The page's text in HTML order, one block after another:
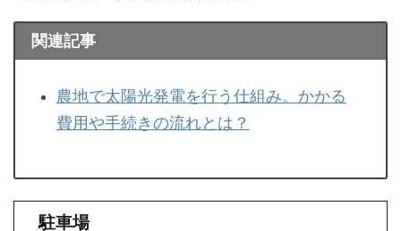
関連記事
農地で太陽光発電を行う仕組み。かかる
費用や手続きの流れとは？
駐車場